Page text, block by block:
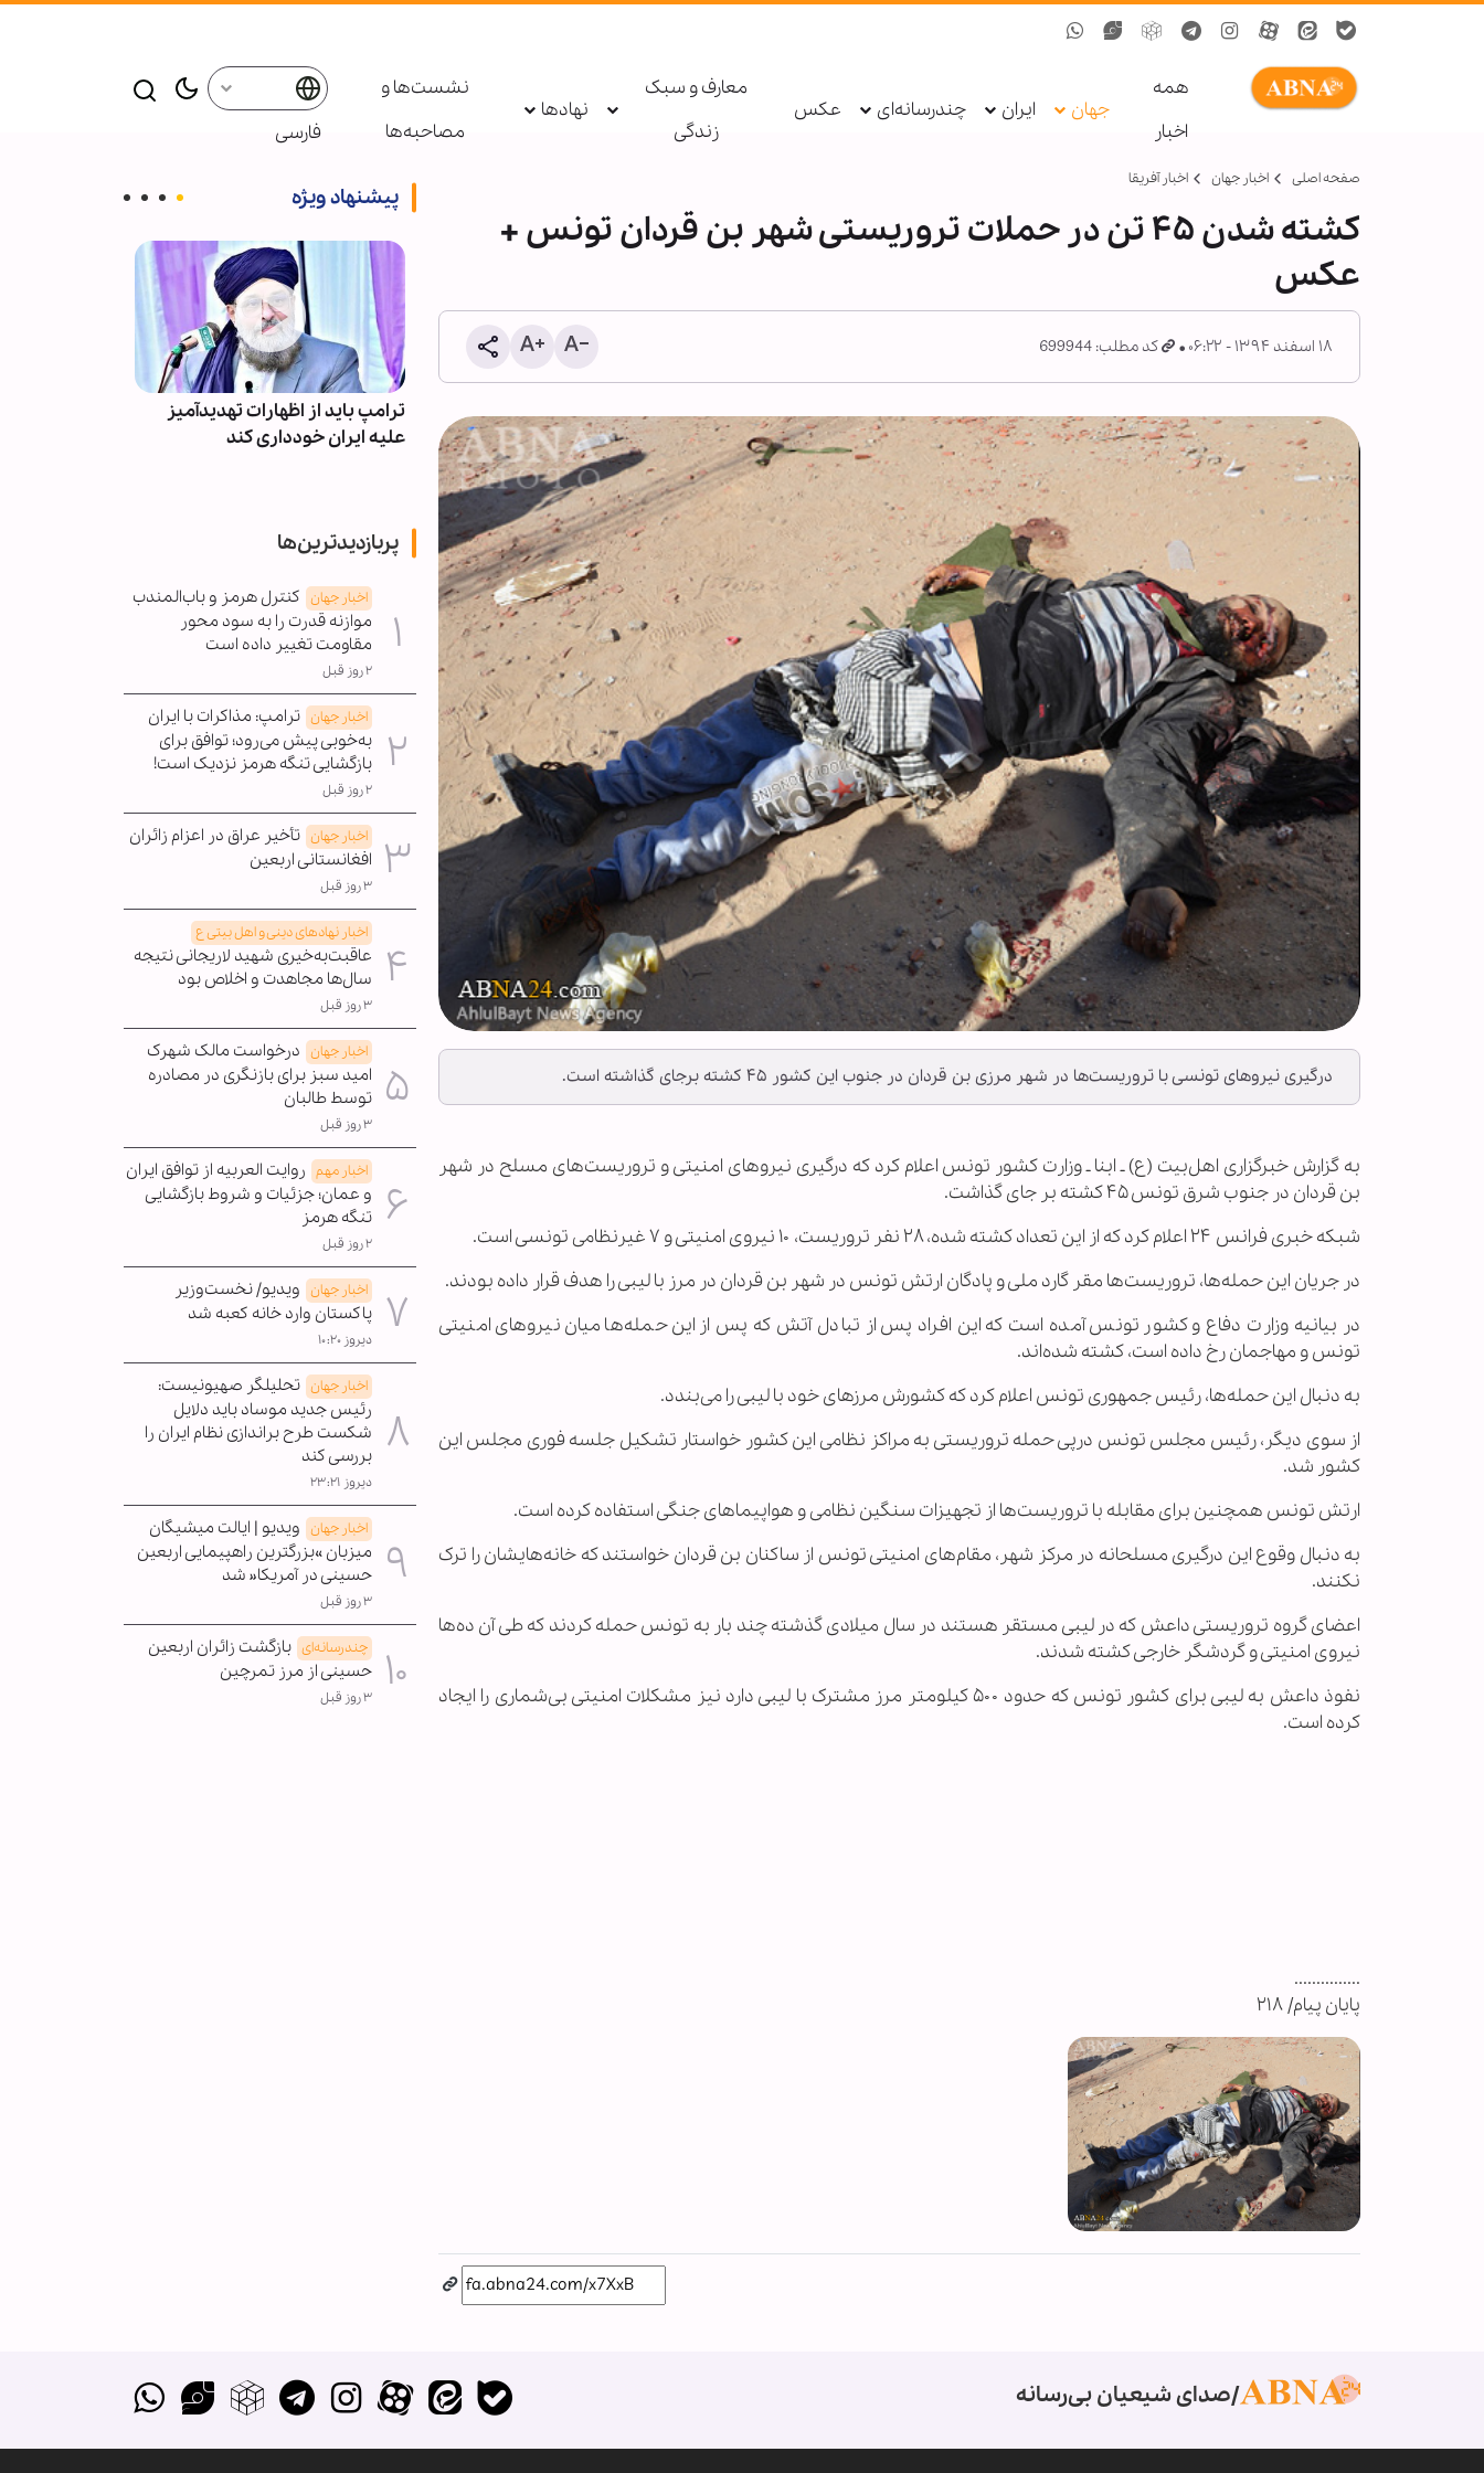
همه
اخبار
جهان ایران چندرسانه‌ای عکس
معارف و سبک
زندگی
نهادها
نشست‌ها و
مصاحبه‌ها
فارسی
صفحه اصلی اخبار جهان اخبار آفریقا
کشته شدن ۴۵ تن در حملات تروریستی شهر بن قردان تونس +
عکس
۱۸ اسفند ۱۳۹۴ - ۰۶:۲۲ کد مطلب: 699944
درگیری نیروهای تونسی با تروریست‌ها در شهر مرزی بن قردان در جنوب این کشور ۴۵ کشته برجای گذاشته است.
به گزارش خبرگزاری اهل‌بیت (ع) ـ ابنا ـ وزارت کشور تونس اعلام کرد که درگیری نیروهای امنیتی و تروریست‌های مسلح در شهر
بن قردان در جنوب شرق تونس ۴۵ کشته بر جای گذاشت.
شبکه خبری فرانس ۲۴ اعلام کرد که از این تعداد کشته شده، ۲۸ نفر تروریست، ۱۰ نیروی امنیتی و ۷ غیرنظامی تونسی است.
در جریان این حمله‌ها، تروریست‌ها مقر گارد ملی و پادگان ارتش تونس در شهر بن قردان در مرز با لیبی را هدف قرار داده بودند.
در بیانیه وزارت دفاع و کشور تونس آمده است که این افراد پس از تبادل آتش که پس از این حمله‌ها میان نیروهای امنیتی
تونس و مهاجمان رخ داده است، کشته شده‌اند.
به دنبال این حمله‌ها، رئیس جمهوری تونس اعلام کرد که کشورش مرزهای خود با لیبی را می‌بندد.
از سوی دیگر، رئیس مجلس تونس درپی حمله تروریستی به مراکز نظامی این کشور خواستار تشکیل جلسه فوری مجلس این
کشور شد.
ارتش تونس همچنین برای مقابله با تروریست‌ها از تجهیزات سنگین نظامی و هواپیماهای جنگی استفاده کرده است.
به دنبال وقوع این درگیری مسلحانه در مرکز شهر، مقام‌های امنیتی تونس از ساکنان بن قردان خواستند که خانه‌هایشان را ترک
نکنند.
اعضای گروه تروریستی داعش که در لیبی مستقر هستند در سال میلادی گذشته چند بار به تونس حمله کردند که طی آن ده‌ها
نیروی امنیتی و گردشگر خارجی کشته شدند.
نفوذ داعش به لیبی برای کشور تونس که حدود ۵۰۰ کیلومتر مرز مشترک با لیبی دارد نیز مشکلات امنیتی بی‌شماری را ایجاد
کرده است.
...............
پایان پیام/ ۲۱۸
پیشنهاد ویژه
آمارها از تشدید تخریب جنوب لبنان
پس از توافق خبر می‌دهند
ترامپ باید از اظهارات تهدیدآمیز
علیه ایران خودداری کند
پربازدیدترین‌ها
اخبار جهان کنترل هرمز و باب‌المندب
موازنه قدرت را به سود محور
مقاومت تغییر داده است
۲ روز قبل
اخبار جهان ترامپ: مذاکرات با ایران
به‌خوبی پیش می‌رود؛ توافق برای
بازگشایی تنگه هرمز نزدیک است!
۲ روز قبل
اخبار جهان تأخیر عراق در اعزام زائران
افغانستانی اربعین
۳ روز قبل
اخبار نهادهای دینی و اهل بیتی ع
عاقبت‌به‌خیری شهید لاریجانی نتیجه
سال‌ها مجاهدت و اخلاص بود
۳ روز قبل
اخبار جهان درخواست مالک شهرک
امید سبز برای بازنگری در مصادره
توسط طالبان
۳ روز قبل
اخبار مهم روایت العربیه از توافق ایران
و عمان؛ جزئیات و شروط بازگشایی
تنگه هرمز
۲ روز قبل
اخبار جهان ویدیو/ نخست‌وزیر
پاکستان وارد خانه کعبه شد
دیروز ۱۰:۲۰
اخبار جهان تحلیلگر صهیونیست:
رئیس جدید موساد باید دلایل
شکست طرح براندازی نظام ایران را
بررسی کند
دیروز ۲۳:۲۱
اخبار جهان ویدیو | ایالت میشیگان
میزبان »بزرگترین راهپیمایی اربعین
حسینی در آمریکا« شد
۳ روز قبل
چندرسانه‌ای بازگشت زائران اربعین
حسینی از مرز تمرچین
۳ روز قبل
صدای شیعیان بی‌رسانه